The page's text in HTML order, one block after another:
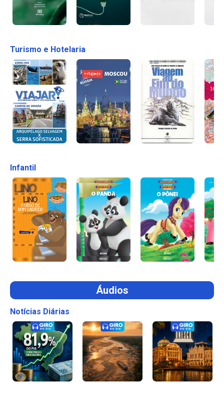
Turismo e Hotelaria
Infantil
Áudios
Notícias Diárias